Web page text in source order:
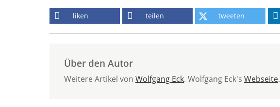
liken teilen tweeten
Über den Autor
Weitere Artikel von Wolfgang Eck. Wolfgang Eck's Webseite.